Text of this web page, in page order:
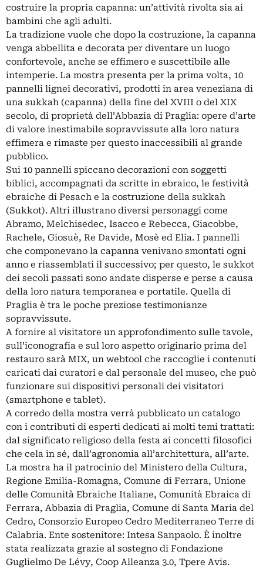
costruire la propria capanna: un’attività rivolta sia ai
bambini che agli adulti.
La tradizione vuole che dopo la costruzione, la capanna
venga abbellita e decorata per diventare un luogo
confortevole, anche se effimero e suscettibile alle
intemperie. La mostra presenta per la prima volta, 10
pannelli lignei decorati­vi, prodotti in area veneziana di
una sukkah (capanna) della fine del XVIII o del XIX
secolo, di proprietà dell’Abbazia di Praglia: opere d’arte
di valore inestimabile sopravvissute alla loro natura
effimera e rimaste per questo inaccessibili al grande
pubblico.
Sui 10 pannelli spiccano decorazioni con soggetti
biblici, accompagnati da scritte in ebraico, le festività
ebraiche di Pesach e la costruzione della sukkah
(Sukkot). Altri illustrano diversi personaggi come
Abramo, Melchisedec, Isacco e Rebecca, Giacobbe,
Rachele, Giosuè, Re Davide, Mosè ed Elia. I pannelli
che componevano la capanna venivano smontati ogni
anno e riassemblati il successivo; per questo, le sukkot
dei secoli passati sono andate disperse e perse a causa
della loro natura temporanea e portati­le. Quella di
Praglia è tra le poche preziose testimonianze
sopravvissute.
A fornire al visitatore un approfondimento sulle tavole,
sull’iconografia e sul loro aspetto originario prima del
restauro sarà MIX, un webtool che raccoglie i contenuti
ca­ricati dai curatori e dal personale del museo, che può
funzionare sui dispositivi personali dei visitatori
(smartphone e tablet).
A corredo della mostra verrà pubblicato un catalogo
con i contributi di esperti dedicati ai molti temi trattati:
dal significato religioso della festa ai concetti filosofici
che cela in sé, dall’agronomia all’architettura, all’arte.
La mostra ha il patrocinio del Ministero della Cultura,
Regione Emilia-Romagna, Comune di Ferrara, Unione
delle Comunità Ebraiche Italiane, Comunità Ebraica di
Ferrara, Abbazia di Praglia, Comune di Santa Maria del
Cedro, Consorzio Europeo Cedro Mediterraneo Terre di
Calabria. Ente sostenitore: Intesa Sanpaolo. È inoltre
stata realizzata grazie al sostegno di Fondazione
Guglielmo De Lévy, Coop Alleanza 3.0, Tpere Avis.